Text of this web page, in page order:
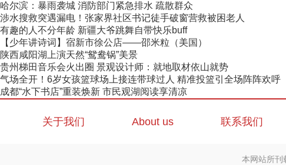
哈尔滨：暴雨袭城 消防部门紧急排水 疏散群众
涉水搜救突遇漏电！张家界社区书记徒手破窗营救被困老人
有趣的人不分年龄 新疆大爷跳舞自带快乐buff
【少年讲诗词】宿新市徐公店——邵米粒（美国）
陕西咸阳湖上演天然“鸳鸯锅”美景
贵州梯田音乐会火出圈 景观设计师：就地取材依山就势
气场全开！6岁女孩篮球场上接连带球过人 精准投篮引全场阵阵欢呼
成都“水下书店”重装焕新 市民观湖阅读享清凉
关于我们 About us 联系我们
本网站所刊